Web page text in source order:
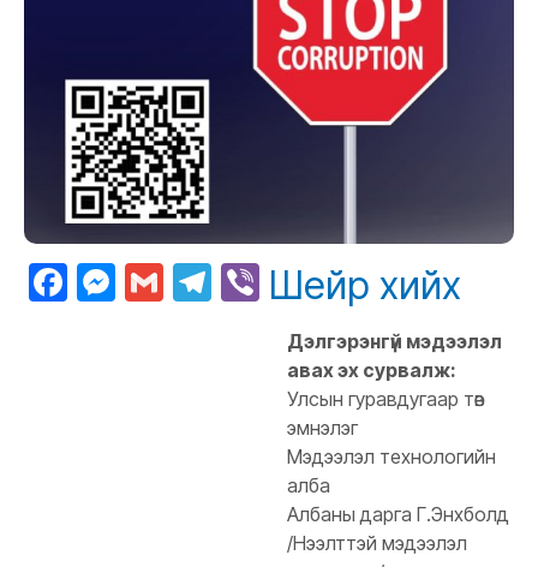
Facebook
Messenger
GmailTelegram
Viber
Шейр хийх
Дэлгэрэнгүй мэдээлэл
авах эх сурвалж:
Улсын гуравдугаар төв
эмнэлэг
Мэдээлэл технологийн
алба
Албаны дарга Г.Энхболд
/Нээлттэй мэдээлэл